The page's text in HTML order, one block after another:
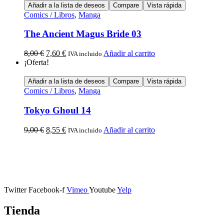
Añadir a la lista de deseos Compare Vista rápida
Comics / Libros, Manga
The Ancient Magus Bride 03
8,00€ 7,60 € IVA incluido Añadir al carrito
¡Oferta!
Añadir a la lista de deseos Compare Vista rápida
Comics / Libros, Manga
Tokyo Ghoul 14
9,00€ 8,55 € IVA incluido Añadir al carrito
Twitter Facebook-f VimeoYoutubeYelp
Tienda